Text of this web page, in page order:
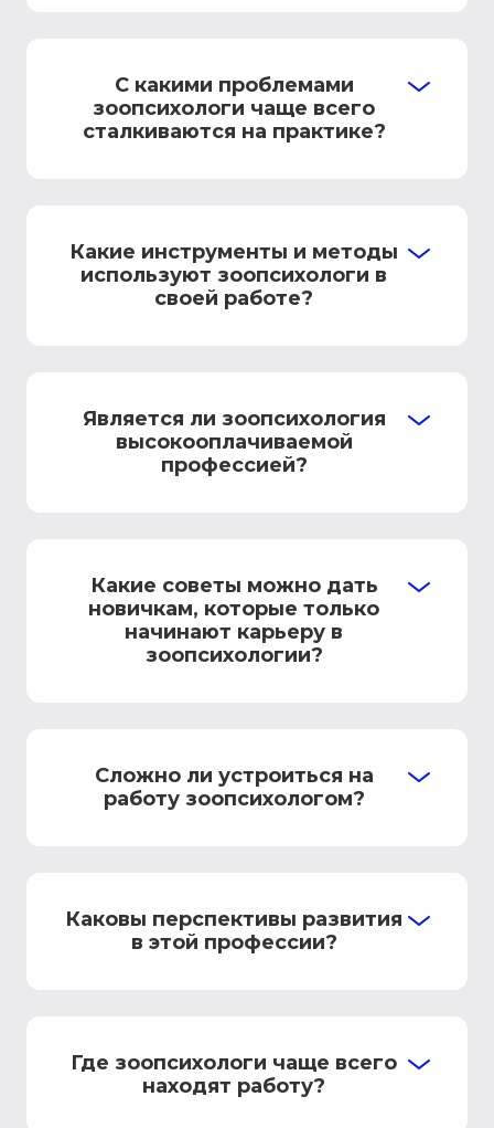
С какими проблемами
зоопсихологи чаще всего
сталкиваются на практике?
Какие инструменты и методы
используют зоопсихологи в
своей работе?
Является ли зоопсихология
высокооплачиваемой
профессией?
Какие советы можно дать
новичкам, которые только
начинают карьеру в
зоопсихологии?
Сложно ли устроиться на
работу зоопсихологом?
Каковы перспективы развития
в этой профессии?
Где зоопсихологи чаще всего
находят работу?